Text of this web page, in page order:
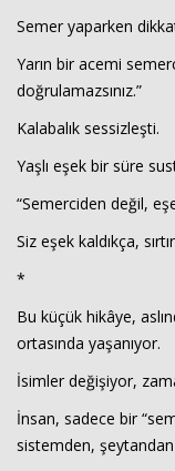
Semer yaparken
Yarın bir acemi
doğrulamazsınız.”
Kalabalık sessizleşti.
Yaşlı eşek bir süre
“Semerciden değil,
Siz eşek kaldıkça,
*
Bu küçük hikâye,
ortasında yaşanıyor.
İsimler değişiyor,
İnsan, sadece bir
sistemden,